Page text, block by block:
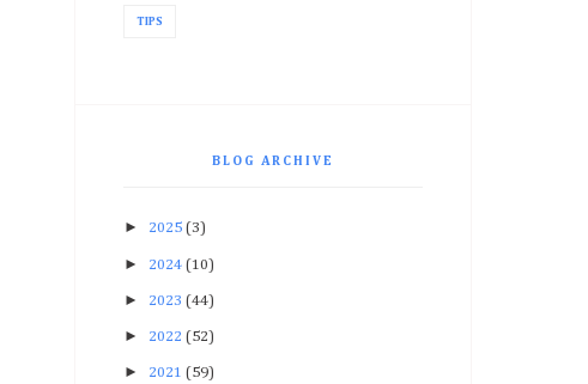
TIPS
BLOG ARCHIVE
► 2025 (3)
► 2024 (10)
► 2023 (44)
► 2022 (52)
► 2021 (59)